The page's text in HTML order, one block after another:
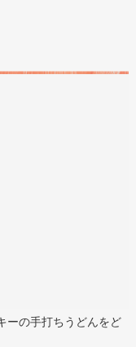
ーの手打ちうどんをど